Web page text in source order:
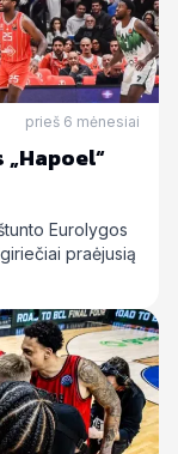
prieš 6 mėnesiai
„Hapoel“
Eurolygos
praėjusią